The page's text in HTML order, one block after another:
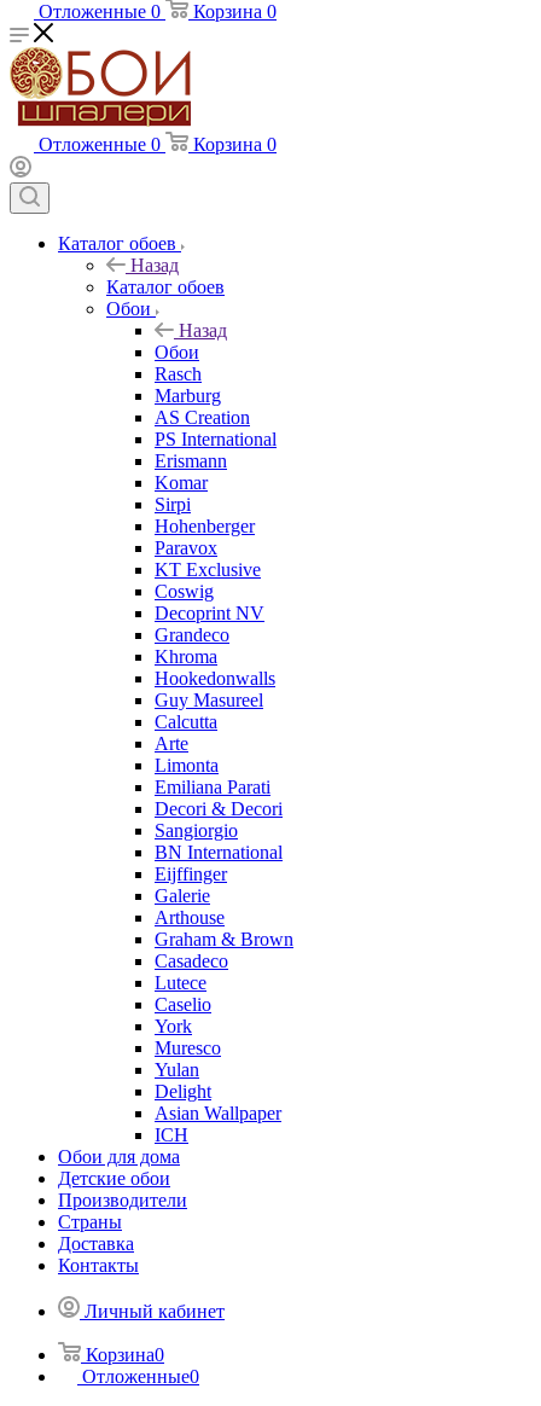
Отложенные 0 Корзина 0
Отложенные 0 Корзина 0
Каталог обоев
Назад
Каталог обоев
Обои
Назад
Обои
Rasch
Marburg
AS Creation
PS International
Erismann
Komar
Sirpi
Hohenberger
Paravox
KT Exclusive
Coswig
Decoprint NV
Grandeco
Khroma
Hookedonwalls
Guy Masureel
Calcutta
Arte
Limonta
Emiliana Parati
Decori & Decori
Sangiorgio
BN International
Eijffinger
Galerie
Arthouse
Graham & Brown
Casadeco
Lutece
Caselio
York
Muresco
Yulan
Delight
Asian Wallpaper
ICH
Обои для дома
Детские обои
Производители
Страны
Доставка
Контакты
Личный кабинет
Корзина0
Отложенные0